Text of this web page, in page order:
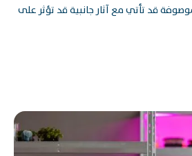
قد تأتي مع آثار جانبية قد تؤثر على